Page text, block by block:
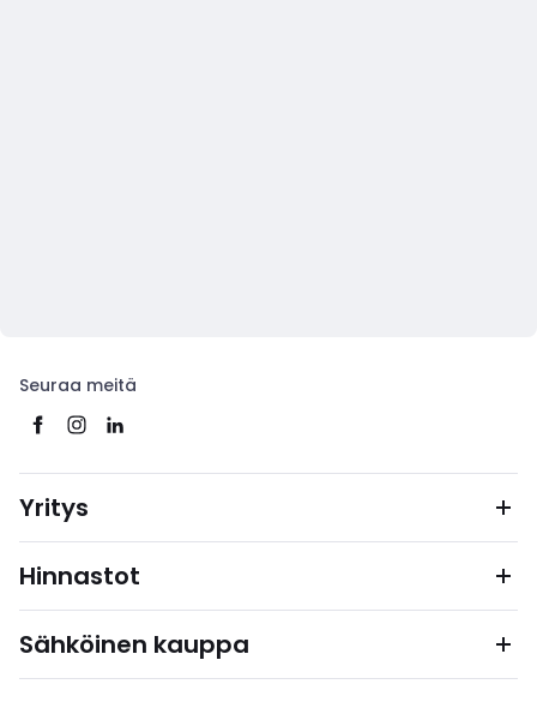
Seuraa meitä
Yritys
Hinnastot
Sähköinen kauppa